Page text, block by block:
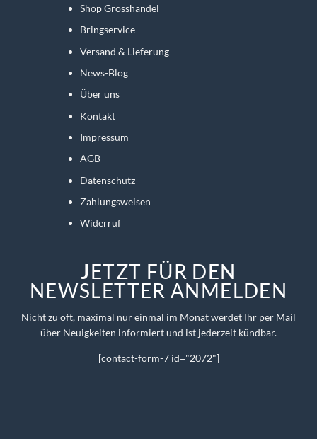
Shop Grosshandel
Bringservice
Versand & Lieferung
News-Blog
Über uns
Kontakt
Impressum
AGB
Datenschutz
Zahlungsweisen
Widerruf
JETZT FÜR DEN
NEWSLETTER ANMELDEN
Nicht zu oft, maximal nur einmal im Monat werdet Ihr per Mail
über Neuigkeiten informiert und ist jederzeit kündbar.
[contact-form-7 id="2072"]